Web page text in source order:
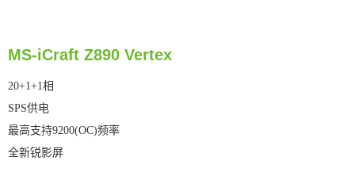
MS-iCraft Z890 Vertex
20+1+1相
SPS供电
最高支持9200(OC)频率
全新锐影屏